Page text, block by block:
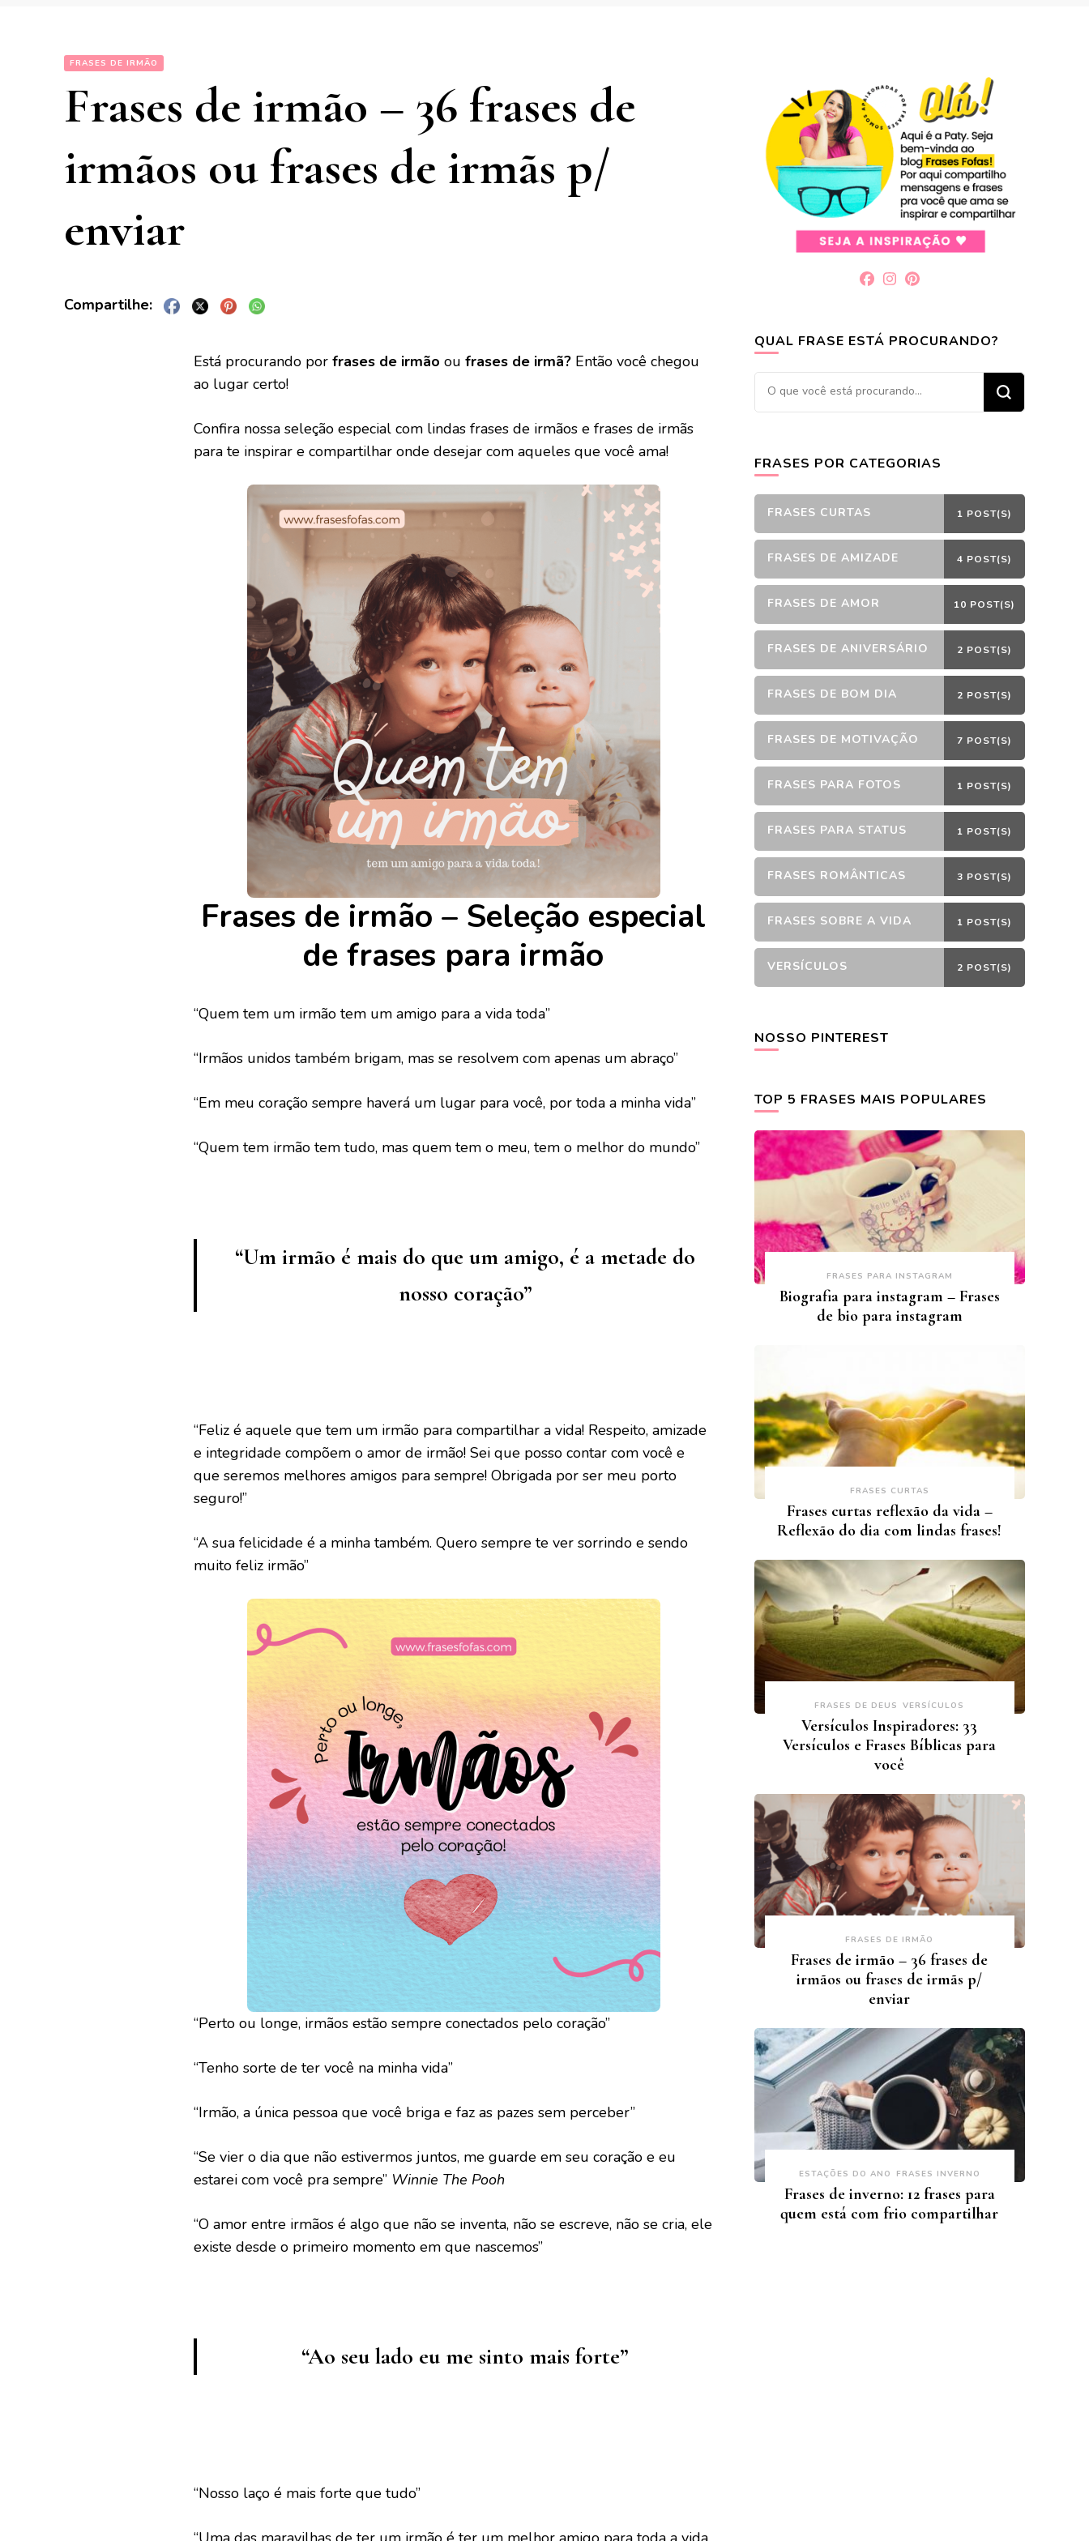
FRASES DE IRMÃO
Frases de irmão – 36 frases de
irmãos ou frases de irmãs p/
enviar
Está procurando por frases de irmão ou frases de irmã? Então você chegou
ao lugar certo!
Confira nossa seleção especial com lindas frases de irmãos e frases de irmãs
para te inspirar e compartilhar onde desejar com aqueles que você ama!
Frases de irmão – Seleção especial
de frases para irmão
“Quem tem um irmão tem um amigo para a vida toda”
“Irmãos unidos também brigam, mas se resolvem com apenas um abraço”
“Em meu coração sempre haverá um lugar para você, por toda a minha vida”
“Quem tem irmão tem tudo, mas quem tem o meu, tem o melhor do mundo”
“Um irmão é mais do que um amigo, é a metade do
nosso coração”
“Feliz é aquele que tem um irmão para compartilhar a vida! Respeito, amizade
e integridade compõem o amor de irmão! Sei que posso contar com você e
que seremos melhores amigos para sempre! Obrigada por ser meu porto
seguro!”
“A sua felicidade é a minha também. Quero sempre te ver sorrindo e sendo
muito feliz irmão”
“Perto ou longe, irmãos estão sempre conectados pelo coração”
“Tenho sorte de ter você na minha vida”
“Irmão, a única pessoa que você briga e faz as pazes sem perceber”
“Se vier o dia que não estivermos juntos, me guarde em seu coração e eu
estarei com você pra sempre” Winnie The Pooh
“O amor entre irmãos é algo que não se inventa, não se escreve, não se cria, ele
existe desde o primeiro momento em que nascemos”
“Ao seu lado eu me sinto mais forte”
“Nosso laço é mais forte que tudo”
QUAL FRASE ESTÁ PROCURANDO?
Procurando
algo?
FRASES POR CATEGORIAS
FRASES CURTAS 1 POST(S)
FRASES DE AMIZADE 4 POST(S)
FRASES DE AMOR 10 POST(S)
FRASES DE ANIVERSÁRIO 2 POST(S)
FRASES DE BOM DIA 2 POST(S)
FRASES DE MOTIVAÇÃO 7 POST(S)
FRASES PARA FOTOS 1 POST(S)
FRASES PARA STATUS 1 POST(S)
FRASES ROMÂNTICAS 3 POST(S)
FRASES SOBRE A VIDA 1 POST(S)
VERSÍCULOS 2 POST(S)
NOSSO PINTEREST
TOP 5 FRASES MAIS POPULARES
FRASES PARA INSTAGRAM
Biografia para instagram – Frases
de bio para instagram
FRASES CURTAS
Frases curtas reflexão da vida –
Reflexão do dia com lindas frases!
FRASES DE DEUS VERSÍCULOS
Versículos Inspiradores: 33
Versículos e Frases Bíblicas para
você
FRASES DE IRMÃO
Frases de irmão – 36 frases de
irmãos ou frases de irmãs p/
enviar
ESTAÇÕES DO ANO FRASES INVERNO
Frases de inverno: 12 frases para
quem está com frio compartilhar